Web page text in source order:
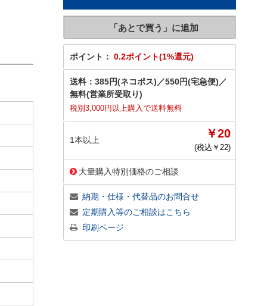
ポイント： 0.2ポイント(1%還元)
送料： 385円(ネコポス) ／550円(宅急便) ／
無料(営業所受取り)
税別3,000円以上購入で送料無料
1本以上 ￥20
(税込￥ 22)
大量購入特別価格のご相談
納期・仕様・代替品のお問合せ
定期購入等のご相談はこちら
印刷ページ